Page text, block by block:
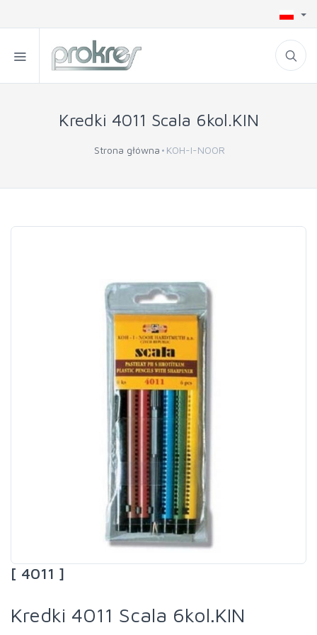
Kredki 4011 Scala 6kol.KIN
Strona główna KOH-I-NOOR
[ 4011 ]
Kredki 4011 Scala 6kol.KIN